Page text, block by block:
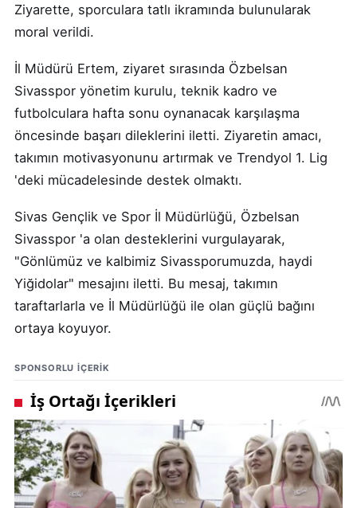
Ziyarette, sporculara tatlı ikramında bulunularak
moral verildi.
İl Müdürü Ertem, ziyaret sırasında Özbelsan
Sivasspor yönetim kurulu, teknik kadro ve
futbolculara hafta sonu oynanacak karşılaşma
öncesinde başarı dileklerini iletti. Ziyaretin amacı,
takımın motivasyonunu artırmak ve Trendyol 1. Lig
'deki mücadelesinde destek olmaktı.
Sivas Gençlik ve Spor İl Müdürlüğü, Özbelsan
Sivasspor 'a olan desteklerini vurgulayarak,
"Gönlümüz ve kalbimiz Sivassporumuzda, haydi
Yiğidolar" mesajını iletti. Bu mesaj, takımın
taraftarlarla ve İl Müdürlüğü ile olan güçlü bağını
ortaya koyuyor.
SPONSORLU IÇERIK